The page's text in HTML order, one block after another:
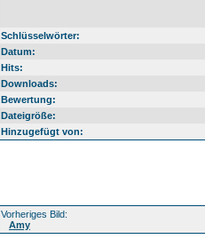
Schlüsselwörter:
Datum:
Hits:
Downloads:
Bewertung:
Dateigröße:
Hinzugefügt von:
Vorheriges Bild:
Amy